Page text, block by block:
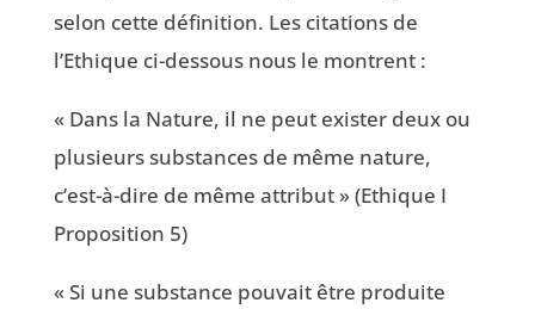
selon cette définition. Les citations de
l’Ethique ci-dessous nous le montrent :
« Dans la Nature, il ne peut exister deux ou
plusieurs substances de même nature,
c’est-à-dire de même attribut » (Ethique I
Proposition 5)
« Si une substance pouvait être produite